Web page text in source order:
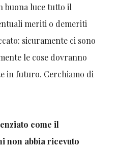
buona luce tutto il
meriti o demeriti
sicuramente ci sono
le cose dovranno
in futuro. Cerchiamo di
come il
non abbia ricevuto